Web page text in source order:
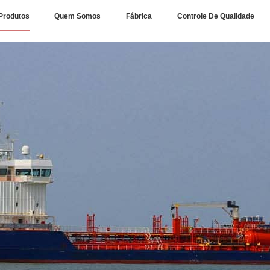
Quem Somos Fábrica Controle De Qualidade